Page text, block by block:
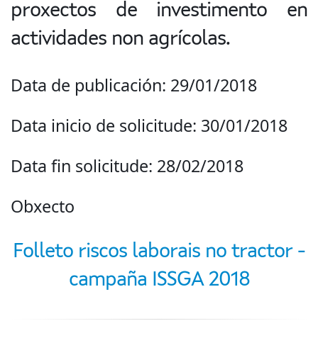
proxectos de investimento en
actividades non agrícolas.
Data de publicación: 29/01/2018
Data inicio de solicitude: 30/01/2018
Data fin solicitude: 28/02/2018
Obxecto
Folleto riscos laborais no tractor -
campaña ISSGA 2018